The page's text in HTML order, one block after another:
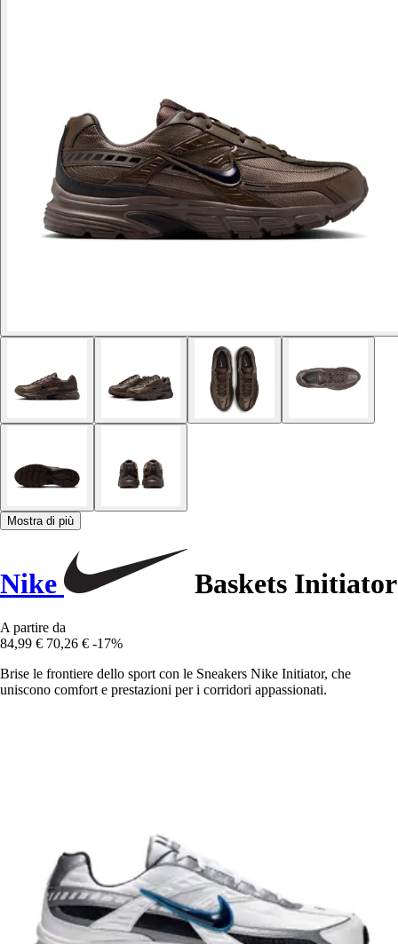
Mostra di più
Nike Baskets Initiator
A partire da
84,99 € 70,26 € -17%
Brise le frontiere dello sport con le Sneakers Nike Initiator, che
uniscono comfort e prestazioni per i corridori appassionati.